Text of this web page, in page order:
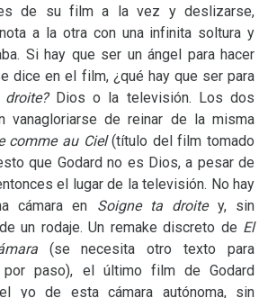
de su film a la vez y deslizarse,
a la otra con una infinita soltura y
Si hay que ser un ángel para hacer
dice en el film, ¿qué hay que ser para
Dios o la televisión. Los dos
vanagloriarse de reinar de la misma
comme au Ciel(título del film tomado
que Godard no es Dios, a pesar de
el lugar de la televisión. No hay
cámara en Soigne ta droitey, sin
un rodaje. Un remake discreto de El
(se necesita otro texto para
por paso), el último film de Godard
yo de esta cámara autónoma, sin